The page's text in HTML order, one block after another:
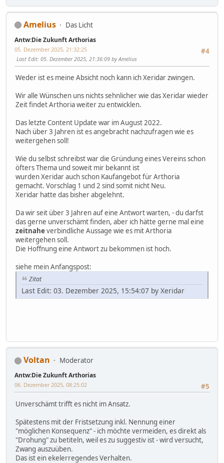
Amelius Das Licht
Antw:Die Zukunft Arthorias
#4
05. Dezember 2025, 21:32:25
Last Edit: 05. Dezember 2025, 21:36:09 by Amelius
Weder ist es meine Absicht noch kann ich Xeridar zwingen.
Wir alle Wünschen uns nichts sehnlicher wie das Xeridar wieder
Zeit findet Arthoria weiter zu entwicklen.
Das letzte Content Update war im August 2022.
Nach über 3 Jahren ist es angebracht nachzufragen wie es
weitergehen soll!
Wie du selbst schreibst war die Gründung eines Vereins schon
öfters Thema und soweit mir bekannt ist
wurden Xeridar auch schon Kaufangebot für Arthoria
gemacht. Vorschlag 1 und 2 sind somit nicht Neu.
Xeridar hatte das bisher abgelehnt.
Da wir seit über 3 Jahren auf eine Antwort warten, - du darfst
das gerne unverschämt finden, aber ich hätte gerne mal eine
zeitnaheverbindliche Aussage wie es mit Arthoria
weitergehen soll.
Die Hoffnung eine Antwort zu bekommen ist hoch.
siehe mein Anfangspost:
Zitat
Last Edit: 03. Dezember 2025, 15:54:07 by Xeridar
Voltan Moderator
Antw:Die Zukunft Arthorias
#5
06. Dezember 2025, 08:25:02
Unverschämt trifft es nicht im Ansatz.
Spätestens mit der Fristsetzung inkl. Nennung einer
"möglichen Konsequenz" - ich möchte vermeiden, es direkt als
"Drohung" zu betiteln, weil es zu suggestiv ist - wird versucht,
Zwang auszuüben.
Das ist ein ekelerregendes Verhalten.